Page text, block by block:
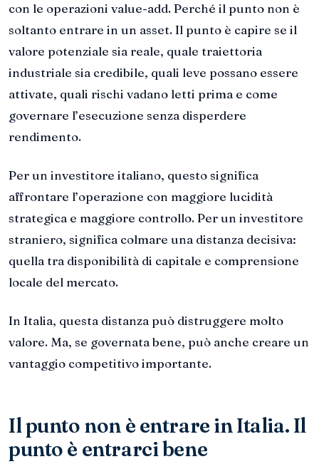
con le operazioni value-add. Perché il punto non è
soltanto entrare in un asset. Il punto è capire se il
valore potenziale sia reale, quale traiettoria
industriale sia credibile, quali leve possano essere
attivate, quali rischi vadano letti prima e come
governare l’esecuzione senza disperdere
rendimento.
Per un investitore italiano, questo significa
affrontare l’operazione con maggiore lucidità
strategica e maggiore controllo. Per un investitore
straniero, significa colmare una distanza decisiva:
quella tra disponibilità di capitale e comprensione
locale del mercato.
In Italia, questa distanza può distruggere molto
valore. Ma, se governata bene, può anche creare un
vantaggio competitivo importante.
Il punto non è entrare in Italia. Il
punto è entrarci bene